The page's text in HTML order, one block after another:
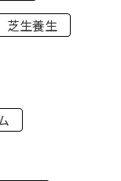
芝生養生